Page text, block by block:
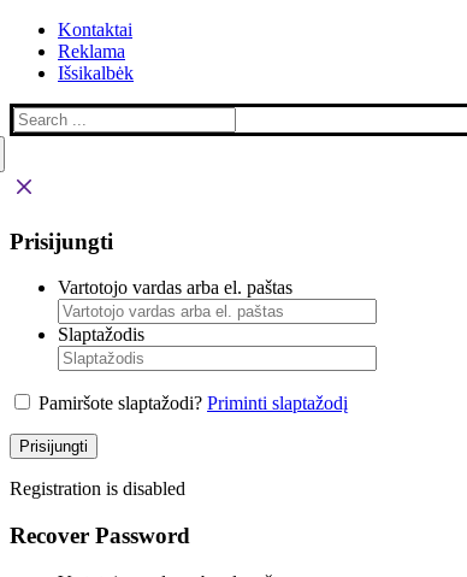
Kontaktai
Reklama
Išsikalbėk
Prisijungti
Vartotojo vardas arba el. paštas
Slaptažodis
Pamiršote slaptažodi? Priminti slaptažodį
Prisijungti
Registration is disabled
Recover Password